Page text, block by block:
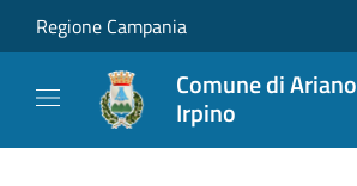
Salta al contenuto principale
Regione Campania
Comune di Ariano
Irpino